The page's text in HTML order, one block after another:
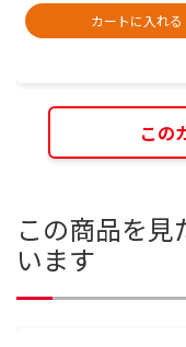
カートに入れる
この
この商品を
います